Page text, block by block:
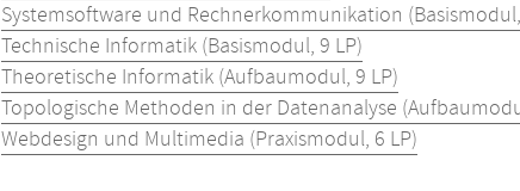
Systemsoftware und Rechnerkommunikation
Technische Informatik (Basismodul, 9 LP)
Theoretische Informatik (Aufbaumodul, 9 LP)
Topologische Methoden in der Datenanalyse
Webdesign und Multimedia (Praxismodul, 6 LP)